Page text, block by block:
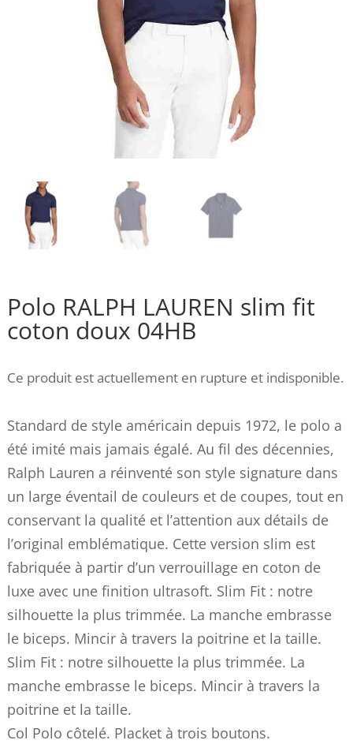
Polo RALPH LAUREN slim fit
coton doux 04HB
Ce produit est actuellement en rupture et indisponible.
Standard de style américain depuis 1972, le polo a
été imité mais jamais égalé. Au fil des décennies,
Ralph Lauren a réinventé son style signature dans
un large éventail de couleurs et de coupes, tout en
conservant la qualité et l’attention aux détails de
l’original emblématique. Cette version slim est
fabriquée à partir d’un verrouillage en coton de
luxe avec une finition ultrasoft. Slim Fit : notre
silhouette la plus trimmée. La manche embrasse
le biceps. Mincir à travers la poitrine et la taille.
Slim Fit : notre silhouette la plus trimmée. La
manche embrasse le biceps. Mincir à travers la
poitrine et la taille.
Col Polo côtelé. Placket à trois boutons.